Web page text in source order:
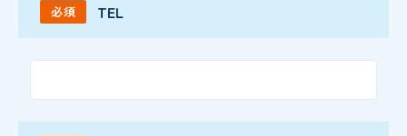
必須 TEL